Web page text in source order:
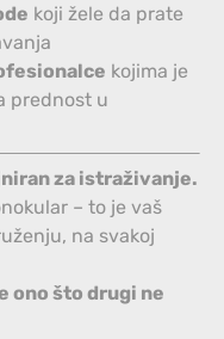
koji žele da prate
kojima je
prednost u
za istraživanje.
– to je vaš
na svakoj
ono što drugi ne